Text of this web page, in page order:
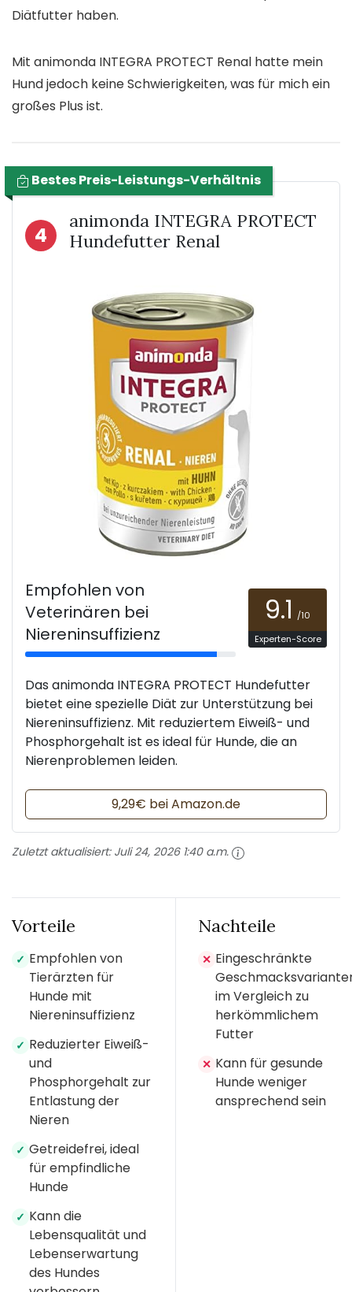
Diätfutter haben.
Mit animonda INTEGRA PROTECT Renal hatte mein
Hund jedoch keine Schwierigkeiten, was für mich ein
großes Plus ist.
Bestes Preis-Leistungs-Verhältnis
4
animonda INTEGRA PROTECT
Hundefutter Renal
Empfohlen von
Veterinären bei
Niereninsuffizienz
9.1 /10
Experten-Score
Das animonda INTEGRA PROTECT Hundefutter
bietet eine spezielle Diät zur Unterstützung bei
Niereninsuffizienz. Mit reduziertem Eiweiß- und
Phosphorgehalt ist es ideal für Hunde, die an
Nierenproblemen leiden.
9,29€ bei Amazon.de
Zuletzt aktualisiert: Juli 24, 2026 1:40 a.m.
Vorteile
✓ Empfohlen von
Tierärzten für
Hunde mit
Niereninsuffizienz
✓ Reduzierter Eiweiß-
und
Phosphorgehalt zur
Entlastung der
Nieren
✓ Getreidefrei, ideal
für empfindliche
Hunde
✓ Kann die
Lebensqualität und
Lebenserwartung
des Hundes
Nachteile
✕ Eingeschränkte
im Vergleich zu
herkömmlichem
Futter
✕ Kann für gesunde
Hunde weniger
ansprechend sein